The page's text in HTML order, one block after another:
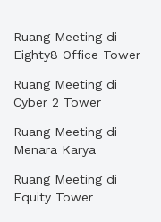
Ruang Meeting di
Eighty8 Office Tower
Ruang Meeting di
Cyber 2 Tower
Ruang Meeting di
Menara Karya
Ruang Meeting di
Equity Tower